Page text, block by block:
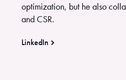
optimization, but he also
and CSR.
LinkedIn